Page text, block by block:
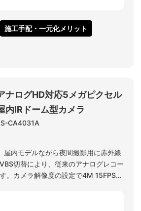
施工手配・一元化メリット
ナログHD対応5メガピクセル
内IRドーム型カメラ
CA4031A
屋内モデルながら夜間撮影用に赤外線
切替により、従来のアナログレコー
。カメラ解像度の設定で4M 15FPSを